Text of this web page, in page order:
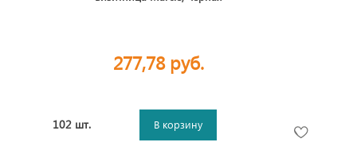
277,78 руб.
102 шт. В корзину